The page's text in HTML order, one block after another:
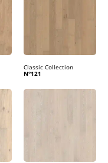
Classic Collection
N°121